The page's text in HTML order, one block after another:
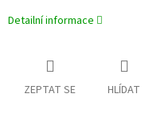
Detailní informace
ZEPTAT SE HLÍDAT